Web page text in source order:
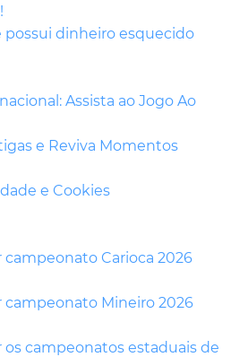
possui dinheiro esquecido
Assista ao Jogo Ao
e Reviva Momentos
e Cookies
campeonato Carioca 2026
campeonato Mineiro 2026
os campeonatos estaduais de